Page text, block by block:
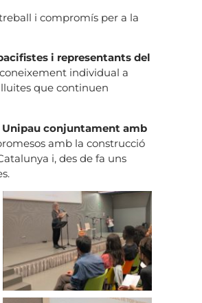
i compromís per a la
i representants del
individual a
lluites que continuen
conjuntament amb
amb la construcció
i, des de fa uns